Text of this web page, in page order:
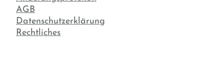
AGB
Datenschutzerklärung
Rechtliches